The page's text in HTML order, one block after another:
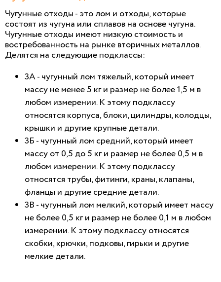
Чугунные отходы - это лом и отходы, которые
состоят из чугуна или сплавов на основе чугуна.
Чугунные отходы имеют низкую стоимость и
востребованность на рынке вторичных металлов.
Делятся на следующие подклассы:
3А - чугунный лом тяжелый, который имеет
массу не менее 5 кг и размер не более 1,5 м в
любом измерении. К этому подклассу
относятся корпуса, блоки, цилиндры, колодцы,
крышки и другие крупные детали.
3Б - чугунный лом средний, который имеет
массу от 0,5 до 5 кг и размер не более 0,5 м в
любом измерении. К этому подклассу
относятся трубы, фитинги, краны, клапаны,
фланцы и другие средние детали.
3В - чугунный лом мелкий, который имеет массу
не более 0,5 кг и размер не более 0,1 м в любом
измерении. К этому подклассу относятся
скобки, крючки, подковы, гирьки и другие
мелкие детали.